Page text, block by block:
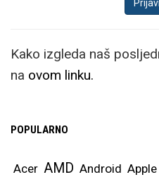
Kako izgleda naš
na ovom linku.
POPULARNO
Acer AMD Android Apple